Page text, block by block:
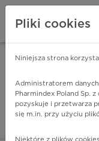
Pliki cookies
Niniejsza strona
Administratorem
Pharmindex Poland Sp.
pozyskuje i przetwarza
się m.in. przy użyciu
Niektóre z plików
ZA